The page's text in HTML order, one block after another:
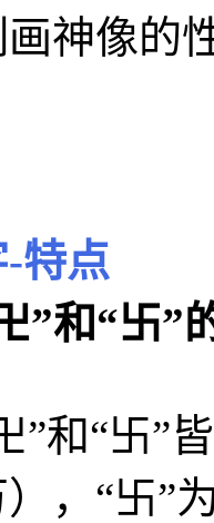
画神像的
特点
”和“卐”
“卐”皆
），“卐”